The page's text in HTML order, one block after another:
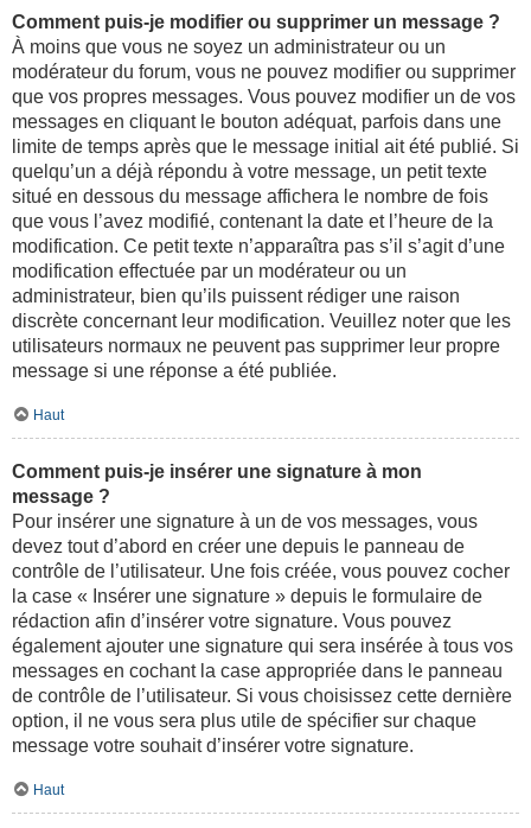
Comment puis-je modifier ou supprimer un message ?
À moins que vous ne soyez un administrateur ou un
modérateur du forum, vous ne pouvez modifier ou supprimer
que vos propres messages. Vous pouvez modifier un de vos
messages en cliquant le bouton adéquat, parfois dans une
limite de temps après que le message initial ait été publié. Si
quelqu’un a déjà répondu à votre message, un petit texte
situé en dessous du message affichera le nombre de fois
que vous l’avez modifié, contenant la date et l’heure de la
modification. Ce petit texte n’apparaîtra pas s’il s’agit d’une
modification effectuée par un modérateur ou un
administrateur, bien qu’ils puissent rédiger une raison
discrète concernant leur modification. Veuillez noter que les
utilisateurs normaux ne peuvent pas supprimer leur propre
message si une réponse a été publiée.
Haut
Comment puis-je insérer une signature à mon
message ?
Pour insérer une signature à un de vos messages, vous
devez tout d’abord en créer une depuis le panneau de
contrôle de l’utilisateur. Une fois créée, vous pouvez cocher
la case « Insérer une signature » depuis le formulaire de
rédaction afin d’insérer votre signature. Vous pouvez
également ajouter une signature qui sera insérée à tous vos
messages en cochant la case appropriée dans le panneau
de contrôle de l’utilisateur. Si vous choisissez cette dernière
option, il ne vous sera plus utile de spécifier sur chaque
message votre souhait d’insérer votre signature.
Haut